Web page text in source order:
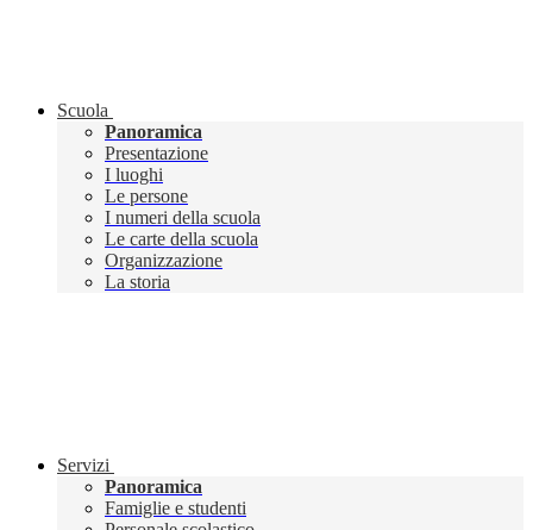
Scuola
Panoramica
Presentazione
I luoghi
Le persone
I numeri della scuola
Le carte della scuola
Organizzazione
La storia
Servizi
Panoramica
Famiglie e studenti